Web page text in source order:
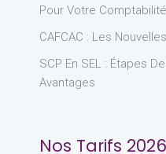
Pour Votre
CAFCAC : Les
SCP En SEL : Étapes
Avantages
Nos Tarifs 2026